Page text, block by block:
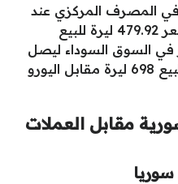
في المصرف المركزي عند
سعر 476.57 ليرة للشراء، وسعر 479.92 ليرة للبيع
في السوق السوداء ليصل
إلى 692 ليرة للشراء، وسعر البيع 698 ليرة مقابل اليورو
مقابل العملات